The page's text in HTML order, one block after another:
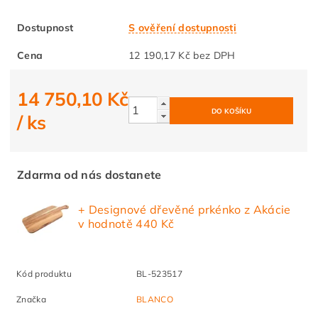
Dostupnost S ověření dostupnosti
Cena 12 190,17 Kč bez DPH
14 750,10 Kč
/ ks
Zdarma od nás dostanete
+ Designové dřevěné prkénko z Akácie
v hodnotě 440 Kč
Kód produktu BL-523517
Značka BLANCO